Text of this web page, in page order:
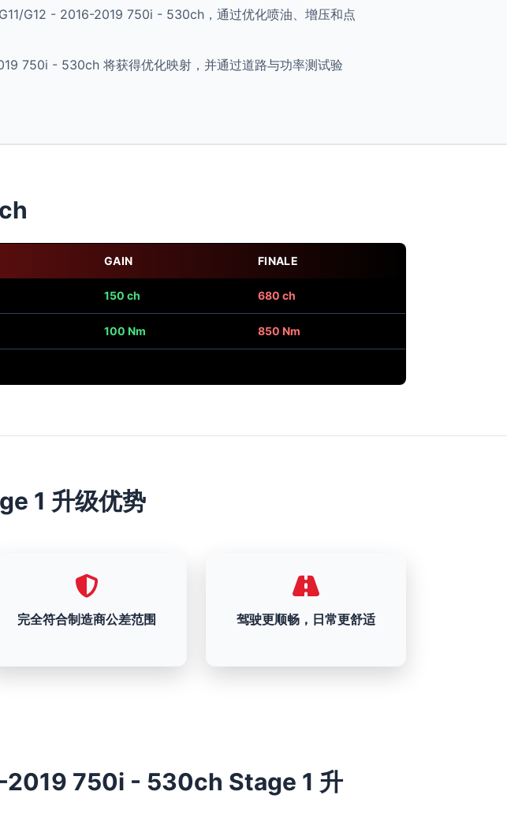
G12 - 2016-2019 750i - 530ch，通过优化喷油、增压和点
750i - 530ch 将获得优化映射，并通过道路与功率测试验
GAIN FINALE
150 ch 680 ch
100 Nm 850 Nm
1 升级优势
完全符合制造商公差范围 驾驶更顺畅，日常更舒适
2019 750i - 530ch Stage 1 升